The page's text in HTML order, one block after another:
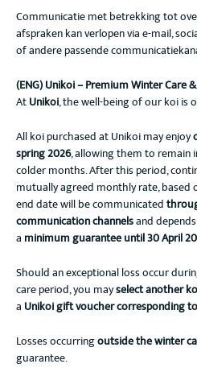
Communicatie met betrekking tot
afspraken kan verlopen via e-mail,
of andere passende
(ENG) Unikoi – Premium Winter Care
AtUnikoi, the well-being of our koi is
All koi purchased at Unikoi may enjoy
spring 2026, allowing them to
colder months. After this period,
mutually agreed monthly rate, based
end date will be communicated
communication channelsand
a minimum guarantee until 30 April
Should an exceptional loss occur
care period, you mayselect another
a Unikoi gift voucher corresponding
Losses occurringoutside the winter
guarantee.